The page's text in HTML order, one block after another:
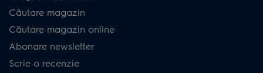
Căutare magazin
Căutare magazin online
Abonare newsletter
Scrie o recenzie